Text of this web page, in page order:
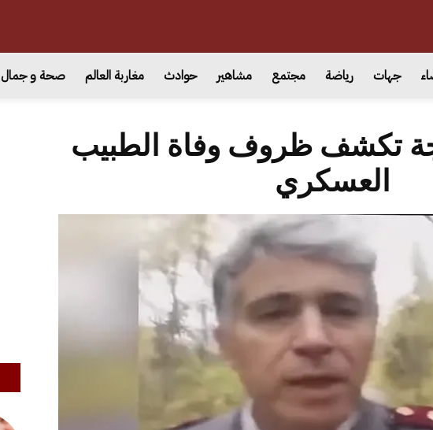
جهات رياضة مجتمع مشاهير حوادث مغاربة العالم صحة و جمال
تكشف ظروف وفاة الطبيب
العسكري